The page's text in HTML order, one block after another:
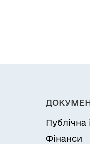
Публічна
Фінанси